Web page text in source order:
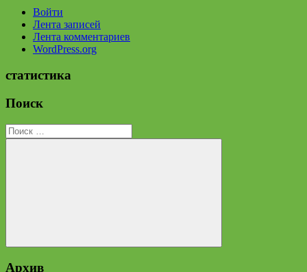
Войти
Лента записей
Лента комментариев
WordPress.org
статистика
Поиск
Поиск
для:
Поиск
Архив